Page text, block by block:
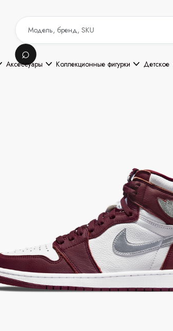
Аксессуары Коллекционные фигурки Детское